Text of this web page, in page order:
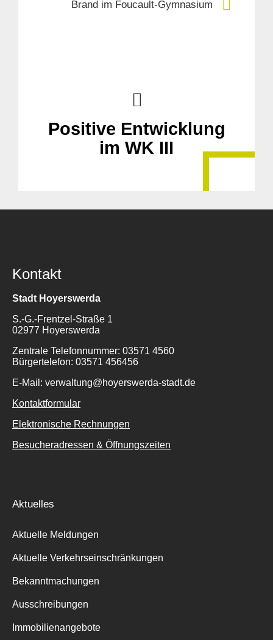
Brand im Foucault-Gymnasium
Positive Entwicklung
im WK III
Kontakt
Stadt Hoyerswerda
S.-G.-Frentzel-Straße 1
02977 Hoyerswerda
Zentrale Telefonnummer: 03571 4560
Bürgertelefon: 03571 456456
E-Mail: verwaltung@hoyerswerda-stadt.de
Kontaktformular
Elektronische Rechnungen
Besucheradressen & Öffnungszeiten
Aktuelles
Aktuelle Meldungen
Aktuelle Verkehrseinschränkungen
Bekanntmachungen
Ausschreibungen
Immobilienangebote